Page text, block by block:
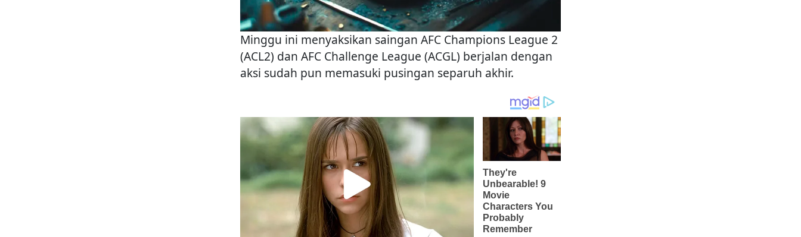
Minggu ini menyaksikan saingan AFC Champions League 2
(ACL2) dan AFC Challenge League (ACGL) berjalan dengan
aksi sudah pun memasuki pusingan separuh akhir.